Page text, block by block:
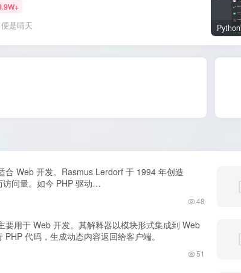
是晴天
合 Web 开发。Rasmus Lerdorf 于 1994 年创造
访问量。如今 PHP 驱动…
48
要用于 Web 开发。其解释器以模块形式集成到 Web
代码，生成动态内容返回给客户端。
51